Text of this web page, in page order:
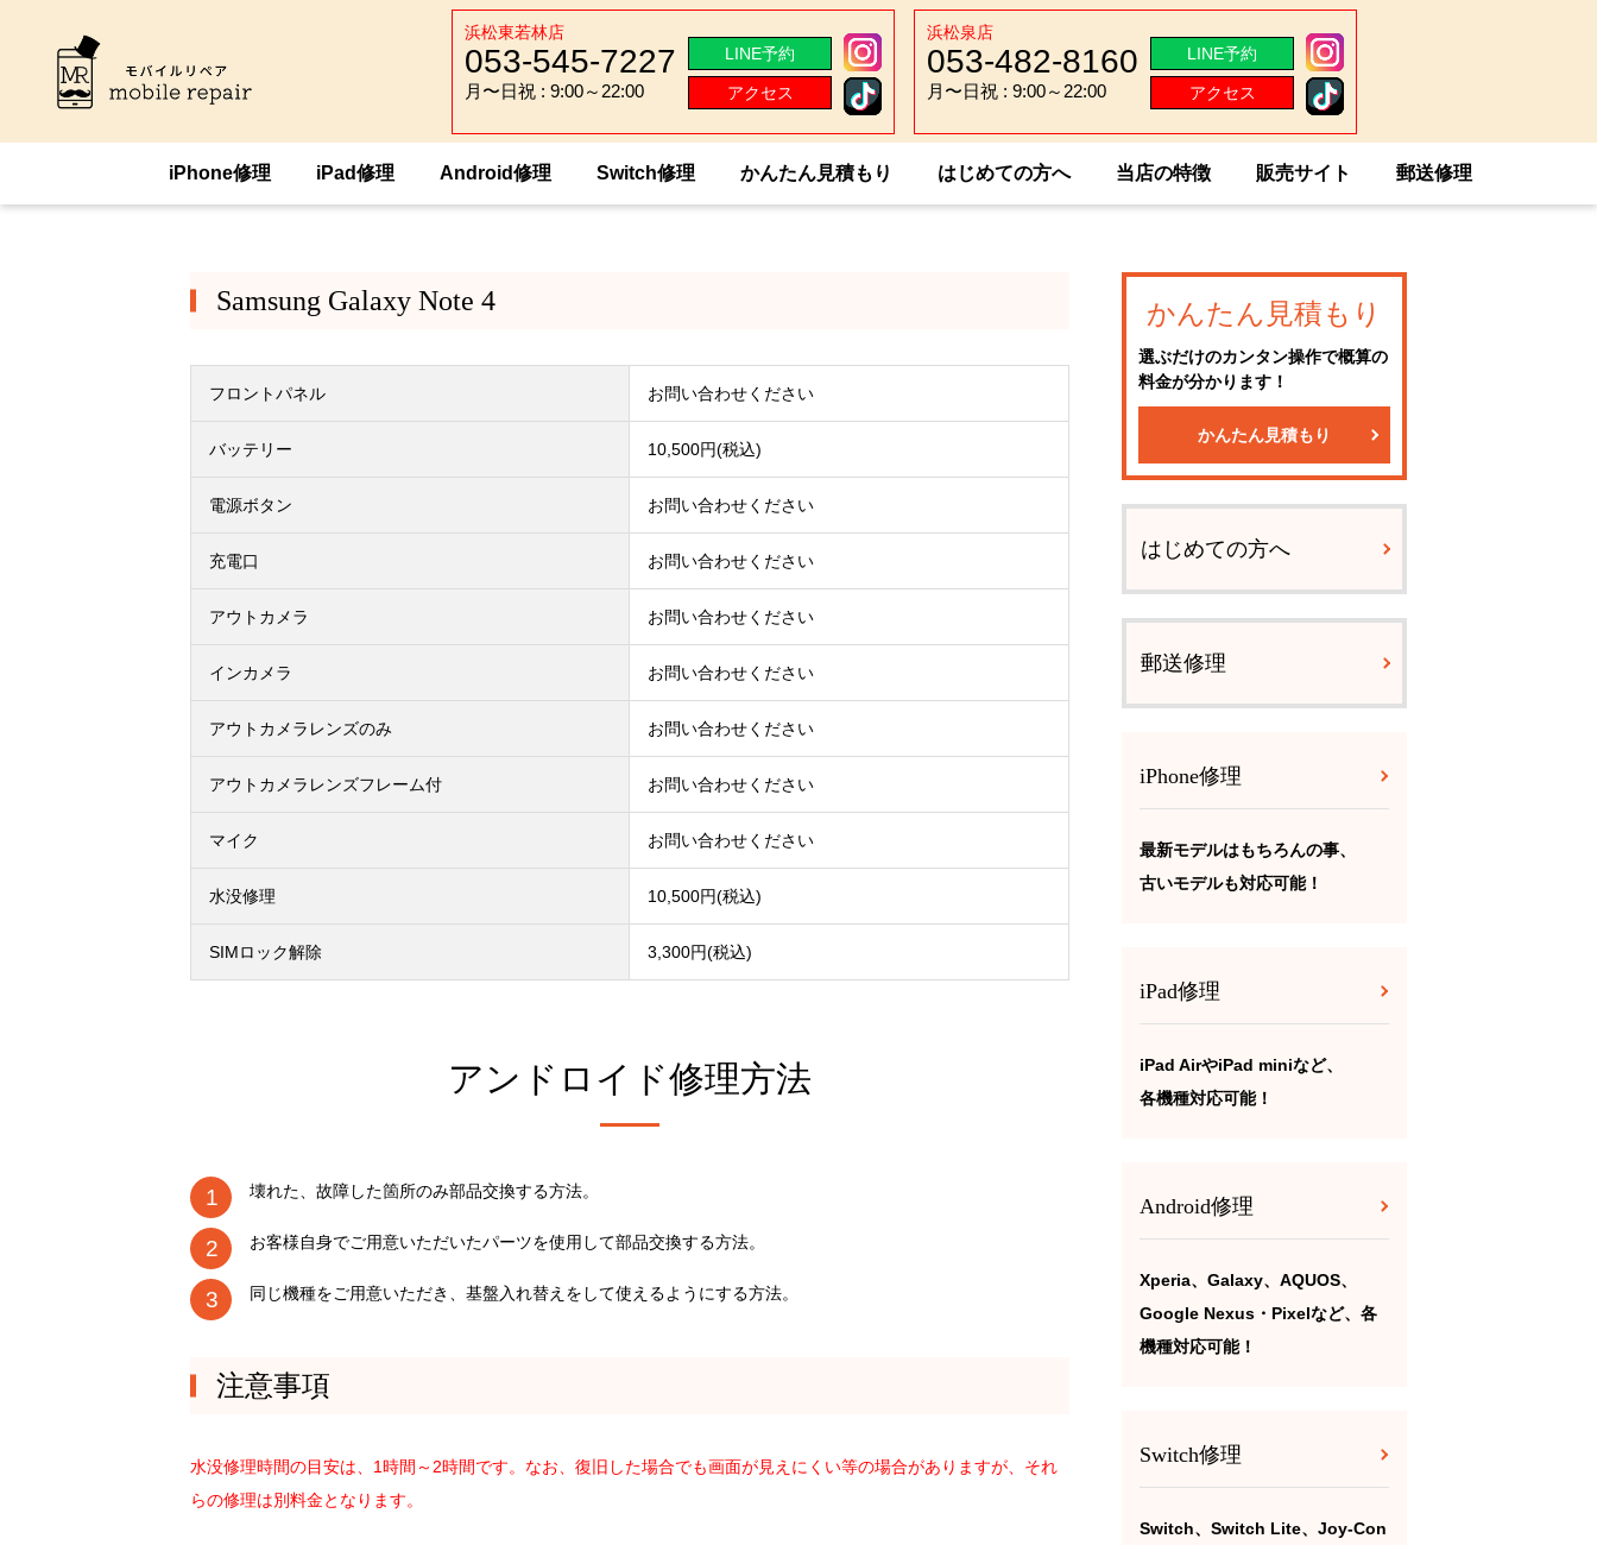
浜松東若林店
053-545-7227
月〜日祝 : 9:00～22:00
LINE予約
アクセス
浜松泉店
053-482-8160
月〜日祝 : 9:00～22:00
LINE予約
アクセス
iPhone修理 iPad修理 Android修理 Switch修理 かんたん見積もり はじめての方へ 当店の特徴 販売サイト 郵送修理
HOME Android修理 Samsung Samsung Galaxy Note 4
Samsung Galaxy Note 4
フロントパネル お問い合わせください
バッテリー 10,500円(税込)
電源ボタン お問い合わせください
充電口 お問い合わせください
アウトカメラ お問い合わせください
インカメラ お問い合わせください
アウトカメラレンズのみ お問い合わせください
アウトカメラレンズフレーム付 お問い合わせください
マイク お問い合わせください
水没修理 10,500円(税込)
SIMロック解除 3,300円(税込)
アンドロイド修理方法
壊れた、故障した箇所のみ部品交換する方法。
お客様自身でご用意いただいたパーツを使用して部品交換する方法。
同じ機種をご用意いただき、基盤入れ替えをして使えるようにする方法。
注意事項
水没修理時間の目安は、1時間～2時間です。なお、復旧した場合でも画面が見えにくい等の場合がありますが、それ
らの修理は別料金となります。
かんたん見積もり
選ぶだけのカンタン操作で概算の
料金が分かります！
かんたん見積もり
はじめての方へ
郵送修理
iPhone修理
最新モデルはもちろんの事、
古いモデルも対応可能！
iPad修理
iPad AirやiPad miniなど、
各機種対応可能！
Android修理
Xperia、Galaxy、AQUOS、
Google Nexus・Pixelなど、各
機種対応可能！
Switch修理
Switch、Switch Lite、Joy-Con